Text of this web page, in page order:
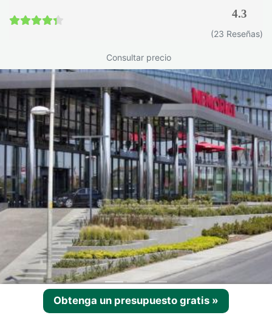
4.3
(23 Reseñas)
Consultar precio
Certificados :
Obtenga un presupuesto gratis »